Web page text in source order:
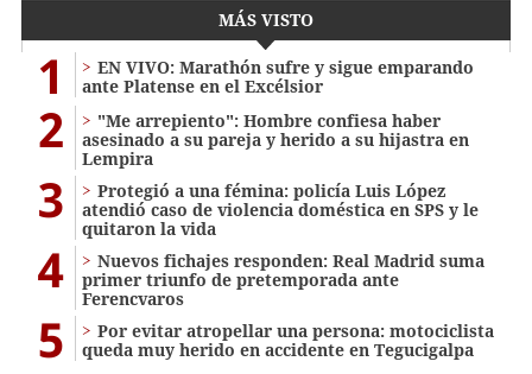
MÁS VISTO
1
EN VIVO: Marathón sufre y sigue emparando
ante Platense en el Excélsior
2
"Me arrepiento": Hombre confiesa haber
asesinado a su pareja y herido a su hijastra en
Lempira
3
Protegió a una fémina: policía Luis López
atendió caso de violencia doméstica en SPS y le
quitaron la vida
4
Nuevos fichajes responden: Real Madrid suma
primer triunfo de pretemporada ante
Ferencvaros
5
Por evitar atropellar una persona: motociclista
queda muy herido en accidente en Tegucigalpa